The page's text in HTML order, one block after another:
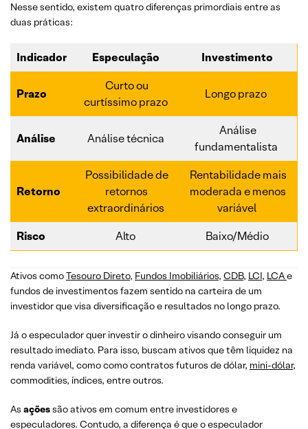
Nesse sentido, existem quatro diferenças primordiais entre as
duas práticas:
Indicador Especulação Investimento
Prazo
Curto ou
curtíssimo prazo
Longo prazo
Análise Análise técnica
Análise
fundamentalista
Retorno
Possibilidade de
retornos
extraordinários
Rentabilidade mais
moderada e menos
variável
Risco
Alto Baixo/Médio
Ativos comoTesouro Direto, Fundos Imobiliários, CDB, LCI, LCAe
fundos de investimentos fazem sentido na carteira de um
investidor que visa diversificação e resultados no longo prazo.
Já o especulador quer investir o dinheiro visando conseguir um
resultado imediato. Para isso, buscam ativos que têm liquidez na
renda variável, como como contratos futuros de dólar, mini-dólar,
commodities, índices, entre outros.
As açõessão ativos em comum entre investidores e
especuladores. Contudo, a diferença é que o especulador